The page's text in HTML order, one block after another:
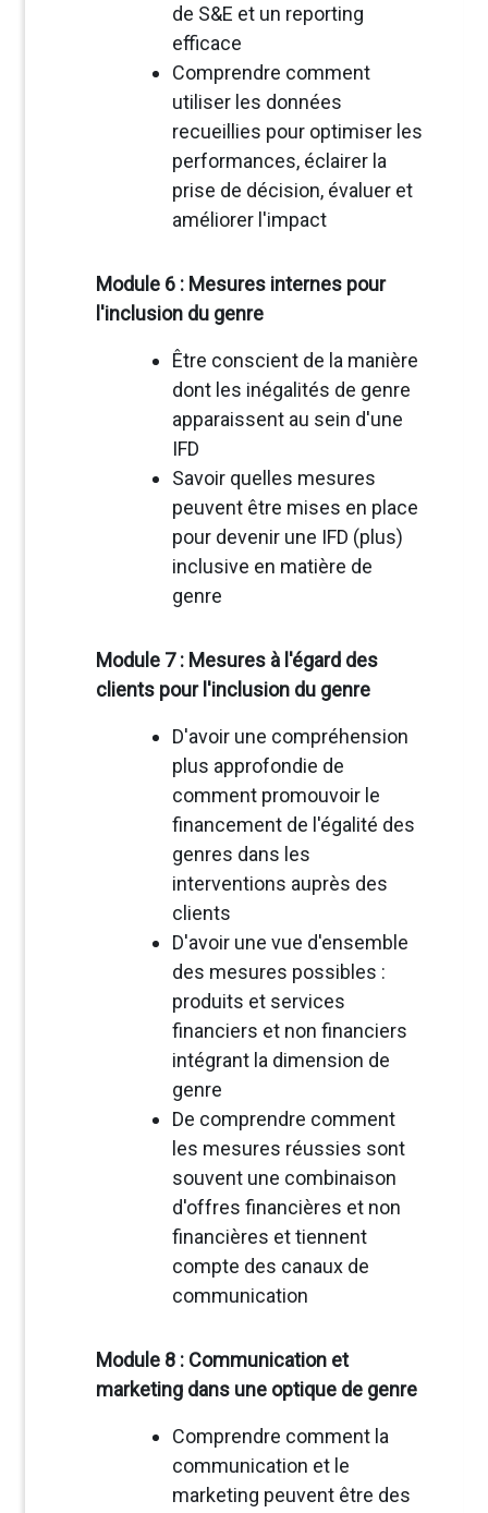
de S&E et un reporting
efficace
Comprendre comment
utiliser les données
recueillies pour optimiser les
performances, éclairer la
prise de décision, évaluer et
améliorer l'impact
Module 6 : Mesures internes pour
l'inclusion du genre
Être conscient de la manière
dont les inégalités de genre
apparaissent au sein d'une
IFD
Savoir quelles mesures
peuvent être mises en place
pour devenir une IFD (plus)
inclusive en matière de
genre
Module 7 : Mesures à l'égard des
clients pour l'inclusion du genre
D'avoir une compréhension
plus approfondie de
comment promouvoir le
financement de l'égalité des
genres dans les
interventions auprès des
clients
D'avoir une vue d'ensemble
des mesures possibles :
produits et services
financiers et non financiers
intégrant la dimension de
genre
De comprendre comment
les mesures réussies sont
souvent une combinaison
d'offres financières et non
financières et tiennent
compte des canaux de
communication
Module 8 : Communication et
marketing dans une optique de genre
Comprendre comment la
communication et le
marketing peuvent être des